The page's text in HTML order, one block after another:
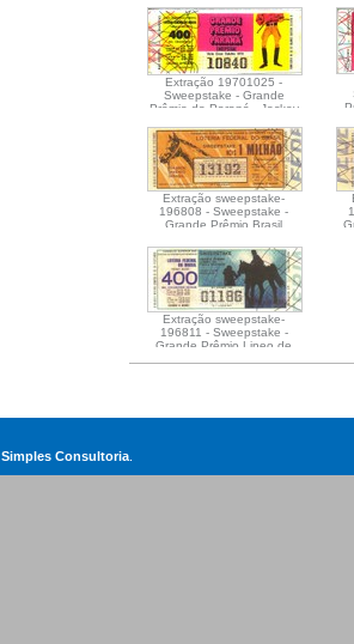
Extração 19701025 -
Sweepstake - Grande
Prêmio do Paraná - Jockey
Extração sweepstake-
196808 - Sweepstake -
Grande Prêmio Brasil
Extração sweepstake-
196811 - Sweepstake -
Grande Prêmio Lineo de
Simples Consultoria